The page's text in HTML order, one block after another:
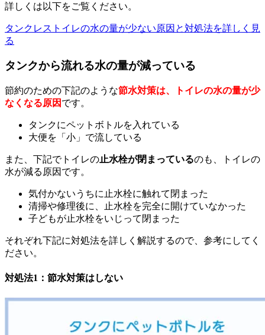
詳しくは以下をご覧ください。
タンクレストイレの水の量が少ない原因と対処法を詳しく見
る
タンクから流れる水の量が減っている
節約のための下記のような節水対策は、トイレの水の量が少
なくなる原因 です。
タンクにペットボトルを入れている
大便を「小」で流している
また、下記でトイレの止水栓が閉まっているのも、トイレの
水が減る原因です。
気付かないうちに止水栓に触れて閉まった
清掃や修理後に、止水栓を完全に開けていなかった
子どもが止水栓をいじって閉まった
それぞれ下記に対処法を詳しく解説するので、参考にしてく
ださい。
対処法1：節水対策はしない